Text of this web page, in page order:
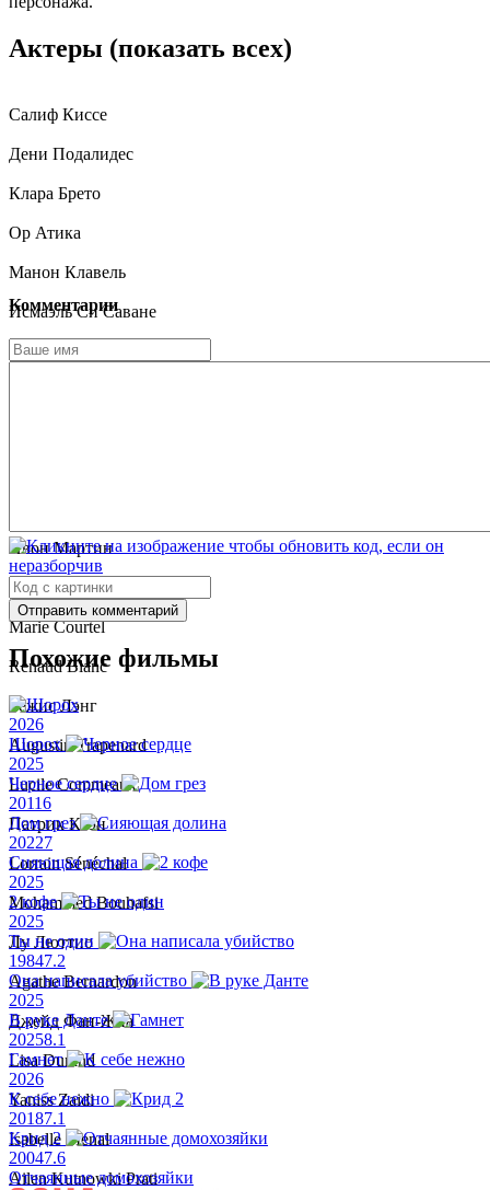
Актеры (показать всех)
Салиф Киссе
Дени Подалидес
Клара Брето
Ор Атика
Манон Клавель
Исмаэль Си Саване
Харрисон Аревало
Ивон Мартин
Катерин Гриффони
Marie Courtel
Renaud Blanc
Режис Лэнг
Augustin Trapenard
Lucile Commeaux
Патрик Коэн
Lorrain Sénéchal
Mohammed Bouhafsi
Лу Люттио
Agathe Bernardon
Джейд Фан-Жиа
Lisa Durand
Yaniss Zaidi
Isabelle Menal
Ailen Kutnowki Prati
Комментарии
Отправить комментарий
Похожие фильмы
2026
Шорох
2025
Черное сердце
20116
Дом грез
20227
Сияющая долина
2025
2 кофе
2025
Ты не один
19847.2
Она написала убийство
2025
В руке Данте
20258.1
Гамнет
2026
К себе нежно
20187.1
Крид 2
20047.6
Отчаянные домохозяйки